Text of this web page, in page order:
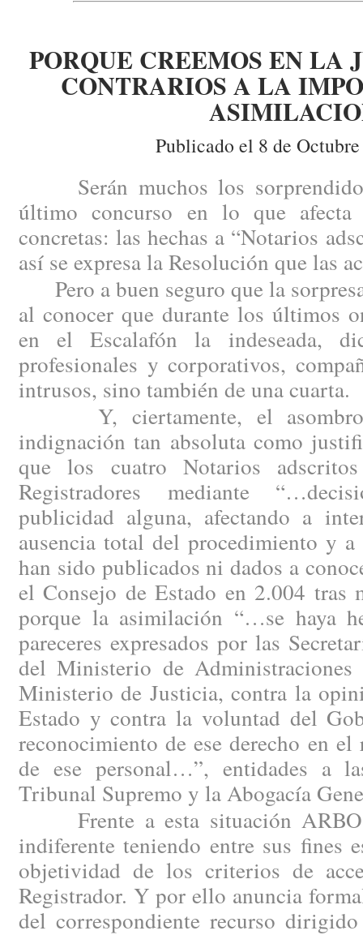
PORQUE CREEMOS EN LA
CONTRARIOS A LA
Publicado el 8 de
Serán muchos los
último concurso en lo que afecta
concretas: las hechas a “Notarios
así se expresa la Resolución que las
Pero a buen seguro que la
al conocer que durante los últimos
en el Escalafón la indeseada,
profesionales y corporativos,
intrusos, sino también de una cuarta.
Y, ciertamente, el asombro
indignación tan absoluta como
que los cuatro Notarios
Registradores mediante
publicidad alguna, afectando a
ausencia total del procedimiento y
han sido publicados ni dados a
el Consejo de Estado en 2.004 tras
porque la asimilación “…se haya
pareceres expresados por las
del Ministerio de
Ministerio de Justicia, contra la
Estado y contra la voluntad del
reconocimiento de ese derecho en
de ese personal…”, entidades a
Tribunal Supremo y la Abogacía
Frente a esta situación ARBO
indiferente teniendo entre sus fines
objetividad de los criterios de
Registrador. Y por ello anuncia
del correspondiente recurso